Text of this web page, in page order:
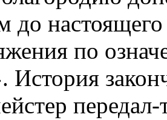
до
по
История